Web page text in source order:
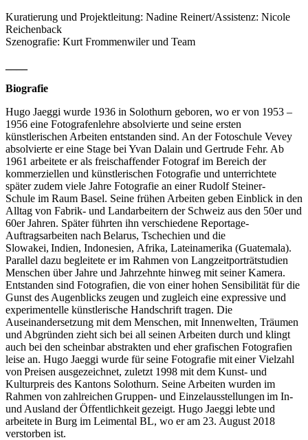
Kuratierung und Projektleitung: Nadine Reinert/Assistenz: Nicole
Reichenback
Szenografie: Kurt Frommenwiler und Team
Biografie
Hugo Jaeggi wurde 1936 in Solothurn geboren, wo er von 1953 –
1956 eine Fotografenlehre absolvierte und seine ersten
künstlerischen Arbeiten entstanden sind. An der Fotoschule Vevey
absolvierte er eine Stage bei Yvan Dalain und Gertrude Fehr. Ab
1961 arbeitete er als freischaffender Fotograf im Bereich der
kommerziellen und künstlerischen Fotografie und unterrichtete
später zudem viele Jahre Fotografie an einerRudolf Steiner-
Schule im Raum Basel. Seine frühen Arbeiten geben Einblick in den
Alltag von Fabrik- und Landarbeitern der Schweiz aus den 50er und
60er Jahren. Später führten ihn verschiedene Reportage-
Auftragsarbeiten nach Belarus, Tschechien und die
Slowakei, Indien, Indonesien, Afrika, Lateinamerika (Guatemala).
Parallel dazu begleitete er im Rahmen von Langzeitporträtstudien
Menschen über Jahre und Jahrzehnte hinweg mit seiner Kamera.
Entstanden sind Fotografien, die von einer hohen Sensibilität für die
Gunst des Augenblicks zeugen und zugleich eine expressive und
experimentelle künstlerische Handschrift tragen. Die
Auseinandersetzung mit dem Menschen, mit Innenwelten, Träumen
und Abgründen zieht sich bei all seinen Arbeiten durch und klingt
auch bei den scheinbar abstrakten und eher grafischen Fotografien
leise an. Hugo Jaeggi wurde für seine Fotografie mit einer Vielzahl
von Preisen ausgezeichnet, zuletzt 1998 mit dem Kunst- und
Kulturpreis des Kantons Solothurn. Seine Arbeiten wurden im
Rahmen von zahlreichen Gruppen- und Einzelausstellungen im In-
und Ausland der Öffentlichkeit gezeigt. Hugo Jaeggi lebte und
arbeitete in Burg im Leimental BL, wo er am 23. August 2018
verstorben ist.